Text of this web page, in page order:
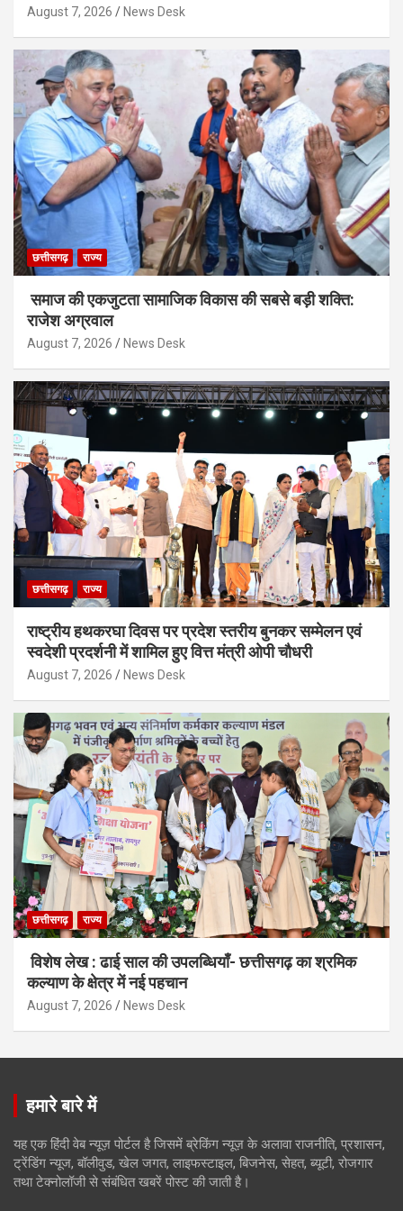
August 7, 2026 News Desk
छत्तीसगढ़ राज्य
समाज की एकजुटता सामाजिक विकास की सबसे बड़ी शक्ति:
राजेश अग्रवाल
August 7, 2026 News Desk
छत्तीसगढ़ राज्य
राष्ट्रीय हथकरघा दिवस पर प्रदेश स्तरीय बुनकर सम्मेलन एवं
स्वदेशी प्रदर्शनी में शामिल हुए वित्त मंत्री ओपी चौधरी
August 7, 2026 News Desk
छत्तीसगढ़ राज्य
विशेष लेख : ढाई साल की उपलब्धियाँ- छत्तीसगढ़ का श्रमिक
कल्याण के क्षेत्र में नई पहचान
August 7, 2026 News Desk
हमारे बारे में
यह एक हिंदी वेब न्यूज़ पोर्टल है जिसमें ब्रेकिंग न्यूज़ के अलावा राजनीति, प्रशासन,
ट्रेंडिंग न्यूज, बॉलीवुड, खेल जगत, लाइफस्टाइल, बिजनेस, सेहत, ब्यूटी, रोजगार
तथा टेक्नोलॉजी से संबंधित खबरें पोस्ट की जाती है।